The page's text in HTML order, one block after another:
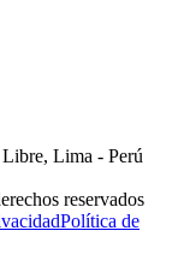
Libre, Lima - Perú
reservados
Política de